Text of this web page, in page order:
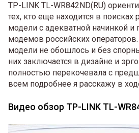
TP-LINK TL-WR842ND(RU)
тех, кто еще находится в поисках
модели с адекватной начинкой
модемов российских
модели не обошлось и без
них заключается в дизайне и
полностью перекочевала с
всем подробнее я расскажу в
Видео обзор TP-LINK TL-